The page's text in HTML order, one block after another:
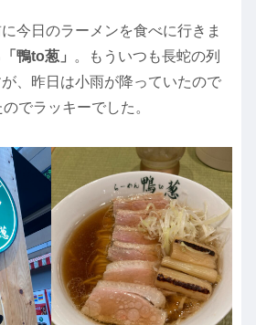
今日のラーメンを食べに行きま
「鴨to葱」
。もういつも長蛇の列
、昨日は小雨が降っていたので
でラッキーでした。